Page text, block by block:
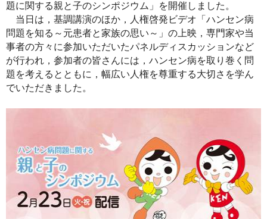
題に関する親と子のシンポジウム」を開催しました。
当日は，基調講演のほか，人権啓発ビデオ「ハンセン病
問題を知る～元患者と家族の思い～」の上映，専門家や当
事者の方々に参加いただいたパネルディスカッションなど
が行われ，参加者の皆さんには，ハンセン病を取り巻く問
題を考えるとともに，幅広い人権を尊重する大切さを学ん
でいただきました。